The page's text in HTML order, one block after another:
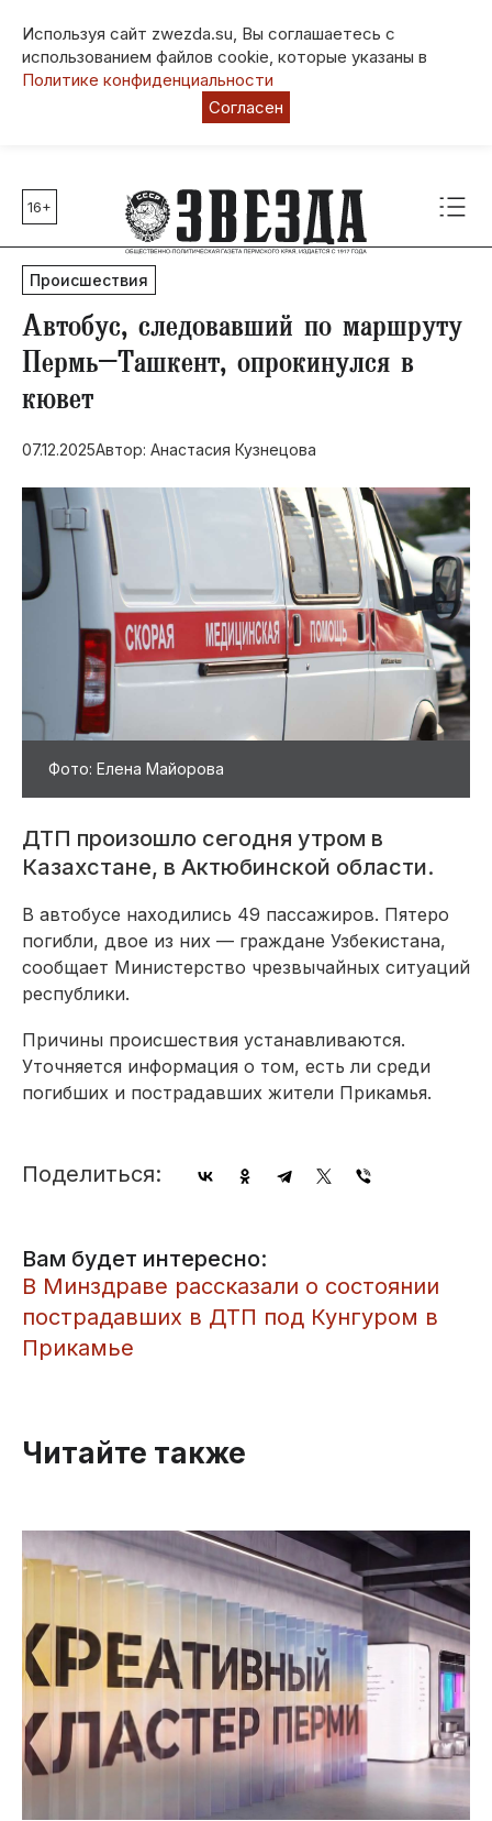
Используя сайт zwezda.su, Вы соглашаетесь с
использованием файлов cookie, которые указаны в
Политике конфиденциальности
Согласен
Главные темы
80 лет Победы
Молодежная столица РФ
СВО
Выборы в Пермском крае
Социальная поддержка
Инфраструктура
Благоустройство
16+
Происшествия
Автобус, следовавший по маршруту
Пермь–Ташкент, опрокинулся в
кювет
07.12.2025Автор: Анастасия Кузнецова
Фото: Елена Майорова
ДТП произошло сегодня утром в
Казахстане, в Актюбинской области.
В автобусе находились 49 пассажиров. Пятеро
погибли, двое из них — граждане Узбекистана,
сообщает Министерство чрезвычайных ситуаций
республики.
Причины происшествия устанавливаются.
Уточняется информация о том, есть ли среди
погибших и пострадавших жители Прикамья.
Поделиться:
Вам будет интересно:
В Минздраве рассказали о состоянии
пострадавших в ДТП под Кунгуром в
Прикамье
Читайте также